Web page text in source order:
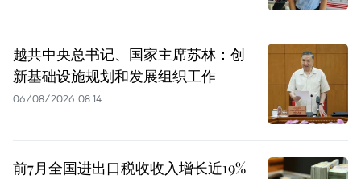
越共中央总书记、国家主席苏林：创
新基础设施规划和发展组织工作
06/08/2026 08:14
前7月全国进出口税收收入增长近19%